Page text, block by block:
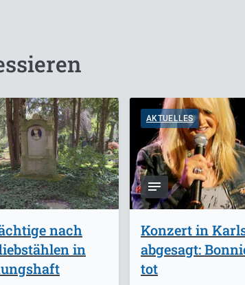
nach
in
AKTUELLES
Konzert in
abgesagt:
tot